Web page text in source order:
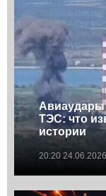
ТЭС: что
истории
20:20 24.06.2026